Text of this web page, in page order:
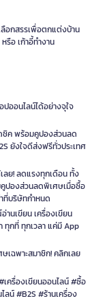
อกสรรเพื่อตกแต่งบ้าน
หรือ เก้าอี้ทำงาน
ออนไลน์ได้อย่างจุใจ
ชิค พร้อมคูปองส่วนลด
ยังใจดีส่งฟรีทั่วประเทศ
ลย! ลดแรงทุกเดือน ทั้ง
ปองส่วนลดพิเศษเมื่อซื้อ
ที่บริษัทกำหนด
านเขียน เครื่องเขียน
ทุกที่ ทุกเวลา แค่มี App
เฉพาะสมาชิก! คลิกเลย
ครื่องเขียนออนไลน์ #ซื้อ
ลน์ #B2S #ร้านเครื่อง